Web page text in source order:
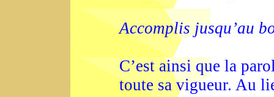
Accomplis jusqu’au
C’est ainsi que la
toute sa vigueur. Au